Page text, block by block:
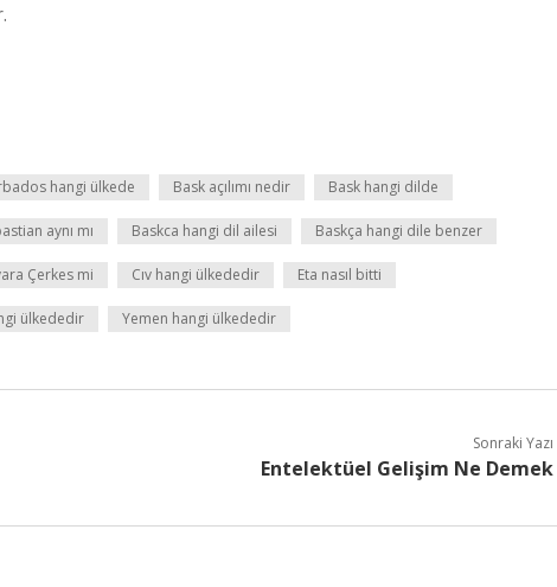
hangi ülkede Bask açılımı nedir Bask hangi dilde
aynı mı Baskca hangi dil ailesi Baskça hangi dile benzer
Çerkes mi Cıv hangi ülkededir Eta nasıl bitti
ülkededir Yemen hangi ülkededir
Sonraki Yazı
Entelektüel Gelişim Ne Demek